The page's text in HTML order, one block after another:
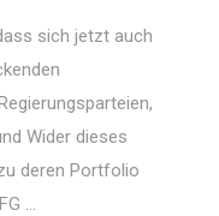
sich jetzt auch
Wider dieses
deren Portfolio
...